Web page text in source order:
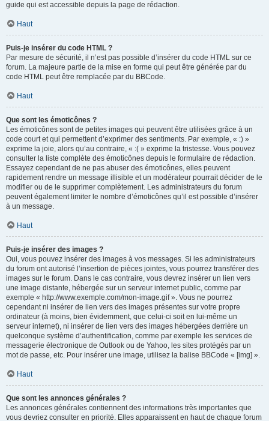
guide qui est accessible depuis la page de rédaction.
Haut
Puis-je insérer du code HTML ?
Par mesure de sécurité, il n’est pas possible d’insérer du code HTML sur ce
forum. La majeure partie de la mise en forme qui peut être générée par du
code HTML peut être remplacée par du BBCode.
Haut
Que sont les émoticônes ?
Les émoticônes sont de petites images qui peuvent être utilisées grâce à un
code court et qui permettent d’exprimer des sentiments. Par exemple, « :) »
exprime la joie, alors qu’au contraire, « :( » exprime la tristesse. Vous pouvez
consulter la liste complète des émoticônes depuis le formulaire de rédaction.
Essayez cependant de ne pas abuser des émoticônes, elles peuvent
rapidement rendre un message illisible et un modérateur pourrait décider de le
modifier ou de le supprimer complètement. Les administrateurs du forum
peuvent également limiter le nombre d’émoticônes qu’il est possible d’insérer
à un message.
Haut
Puis-je insérer des images ?
Oui, vous pouvez insérer des images à vos messages. Si les administrateurs
du forum ont autorisé l’insertion de pièces jointes, vous pourrez transférer des
images sur le forum. Dans le cas contraire, vous devrez insérer un lien vers
une image distante, hébergée sur un serveur internet public, comme par
exemple « http://www.exemple.com/mon-image.gif ». Vous ne pourrez
cependant ni insérer de lien vers des images présentes sur votre propre
ordinateur (à moins, bien évidemment, que celui-ci soit en lui-même un
serveur internet), ni insérer de lien vers des images hébergées derrière un
quelconque système d’authentification, comme par exemple les services de
messagerie électronique de Outlook ou de Yahoo, les sites protégés par un
mot de passe, etc. Pour insérer une image, utilisez la balise BBCode « [img] ».
Haut
Que sont les annonces générales ?
Les annonces générales contiennent des informations très importantes que
vous devriez consulter en priorité. Elles apparaissent en haut de chaque forum